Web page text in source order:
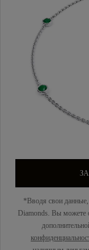
*Вводя свои данные,
Diamonds. Вы можете